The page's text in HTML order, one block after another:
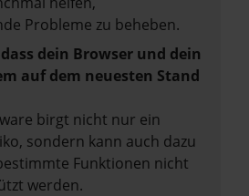
Probleme zu beheben.
dein Browser und dein
auf dem neuesten Stand
birgt nicht nur ein
sondern kann auch dazu
Funktionen nicht
werden.